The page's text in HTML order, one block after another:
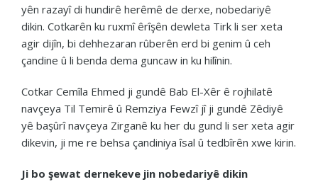
yên razayî di hundirê herêmê de derxe, nobedariyê
dikin. Cotkarên ku ruxmî êrîşên dewleta Tirk li ser xeta
agir dijîn, bi dehhezaran rûberên erd bi genim û ceh
çandine û li benda dema guncaw in ku hilînin.
Cotkar Cemîla Ehmed ji gundê Bab El-Xêr ê rojhilatê
navçeya Til Temirê û Remziya Fewzî jî ji gundê Zêdiyê
yê başûrî navçeya Zirganê ku her du gund li ser xeta agir
dikevin, ji me re behsa çandiniya îsal û tedbîrên xwe kirin.
Ji bo şewat dernekeve jin nobedariyê dikin